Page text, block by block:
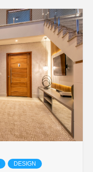
DESIGN